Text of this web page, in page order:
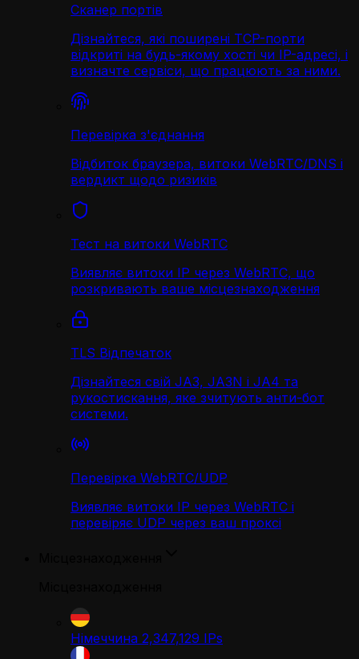
Сканер портів
Дізнайтеся, які поширені TCP-порти
відкриті на будь-якому хості чи IP-адресі, і
визначте сервіси, що працюють за ними.
Перевірка з'єднання
Відбиток браузера, витоки WebRTC/DNS і
вердикт щодо ризиків
Тест на витоки WebRTC
Виявляє витоки IP через WebRTC, що
розкривають ваше місцезнаходження
TLS Відпечаток
Дізнайтеся свій JA3, JA3N і JA4 та
рукостискання, яке зчитують анти-бот
системи.
Перевірка WebRTC/UDP
Виявляє витоки IP через WebRTC і
перевіряє UDP через ваш проксі
Німеччина 2,347,129 IPs